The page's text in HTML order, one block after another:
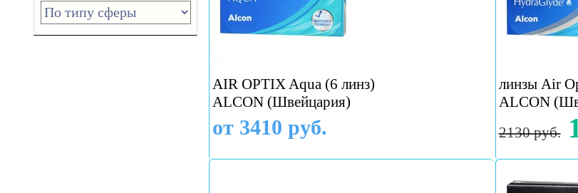
AIR OPTIX Aqua (6 линз)
ALCON (Швейцария)
от 3410 руб.
линзы Air
ALCON
2130 руб.